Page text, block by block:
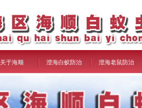
关于海顺 澄海白蚁防治 澄海老鼠防治